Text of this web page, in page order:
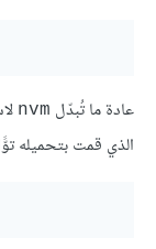
عادة ما تُبدّل nvm
الذي قمت بتحميله